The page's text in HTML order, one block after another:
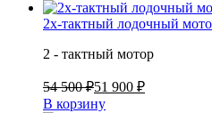
2х-тактный лодочный
2 - тактный мотор
54 500 ₽51 900 ₽
В корзину